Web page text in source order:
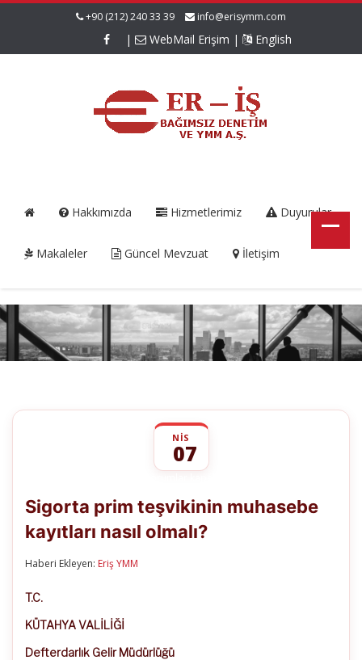
+90 (212) 240 33 39 info@erisymm.com
| WebMail Erişim | English
Hakkımızda Hizmetlerimiz Duyurular
Makaleler Güncel Mevzuat İletişim
NIS
07
teşvikinin
muhasebe
kayıtları
Sigorta prim teşvikinin muhasebe
kayıtları nasıl olmalı?
Haberi Ekleyen: Eriş YMM
T.C.
KÜTAHYA VALİLİĞİ
Defterdarlık Gelir Müdürlüğü